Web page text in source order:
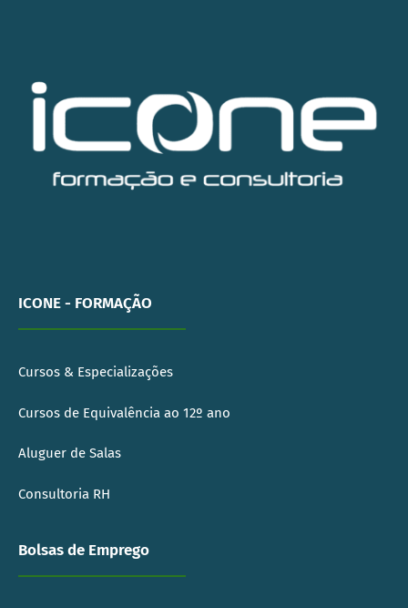
ICONE - FORMAÇÃO
Cursos & Especializações
Cursos de Equivalência ao 12º ano
Aluguer de Salas
Consultoria RH
Bolsas de Emprego